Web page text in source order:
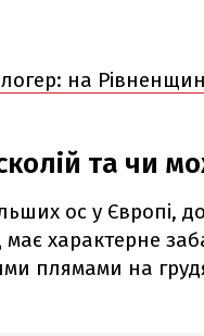
на
та чи
ос у Європі,
має характерне
плямами на